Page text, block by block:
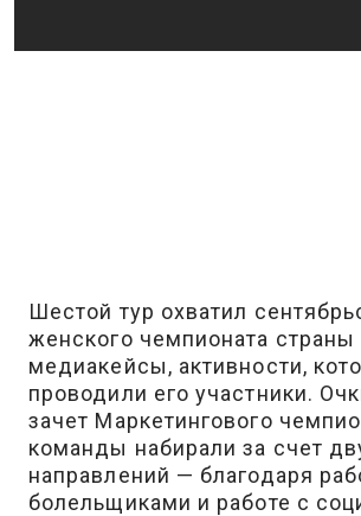
Шестой тур охватил
женского чемпионата страны
медиакейсы, активности,
проводили его участники.
зачет Маркетингового
команды набирали за счет
направлений — благодаря
болельщиками и работе с